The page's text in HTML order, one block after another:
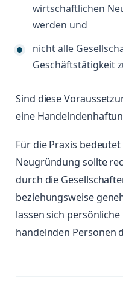
wirtschaftlichen
werden und
nicht alle
Geschäftstätigkeit
Sind diese
eine
Für die Praxis
Neugründung sollte
durch die
beziehungsweise
lassen sich
handelnden Personen